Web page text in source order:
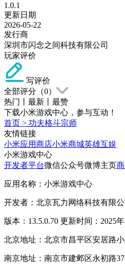
1.0.1
更新日期
2026-05-22
发行商
深圳市闪念之间科技有限公司
玩家评价
写评价
全部评分（0）
热门
最新
最赞
下载小米游戏中心，参与互动！
首页 > 功夫格斗宗师
友情链接
小米应用商店小米商城英雄互娱
小米游戏中心
开发者平台微信公众号微博主页
应用名称：小米游戏中心
开发者：北京瓦力网络科技有限公
版本：13.5.0.70 更新时间：2025年
北京地址：北京市昌平区安居路
南京地址：南京市建邺区永初路